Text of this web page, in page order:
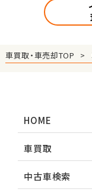
車買取・車売却TOP
HOME
車買取
中古車検索